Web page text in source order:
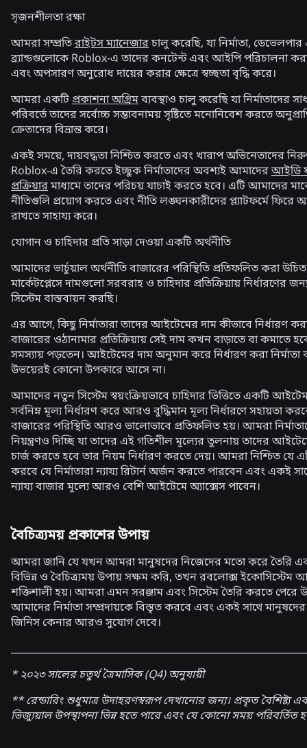
সৃজনশীলতা রক্ষা
আমরা সম্প্রতিরাইটস ম্যানেজারচালু করেছি, যা নির্মাতা,
ব্র্যান্ডগুলোকে Roblox-এ তাদের কনটেন্ট এবং আইপি পরিচালনা
এবং অপসারণ অনুরোধ দায়ের করার ক্ষেত্রে স্বচ্ছতা বৃদ্ধি করে।
আমরা একটিপ্রকাশনা অগ্রিমব্যবস্থাও চালু করেছি যা নির্মাতাদের
পরিবর্তে তাদের সর্বোচ্চ সম্ভাবনাময় সৃষ্টিতে মনোনিবেশ করতে
ক্রেতাদের বিভ্রান্ত করে।
একই সময়ে, দায়বদ্ধতা নিশ্চিত করতে এবং খারাপ অভিনেতাদের
Roblox-এ তৈরি করতে ইচ্ছুক নির্মাতাদের অবশ্যই আমাদেরআইডি
প্রক্রিয়ারমাধ্যমে তাদের পরিচয় যাচাই করতে হবে। এটি আমাদের
নীতিগুলি প্রয়োগ করতে এবং নীতি লঙ্ঘনকারীদের প্ল্যাটফর্মে ফিরে
রাখতে সাহায্য করে।
যোগান ও চাহিদার প্রতি সাড়া দেওয়া একটি অর্থনীতি
আমাদের ভার্চুয়াল অর্থনীতি বাজারের পরিস্থিতি প্রতিফলিত করা
মার্কেটপ্লেসে দামগুলো সরবরাহ ও চাহিদার প্রতিক্রিয়ায় নির্ধারণের
সিস্টেম বাস্তবায়ন করছি।
এর আগে, কিছু নির্মাতারা তাদের আইটেমের দাম কীভাবে নির্ধারণ
বাজারের ওঠানামার প্রতিক্রিয়ায় সেই দাম কখন বাড়াতে বা কমাতে
সমস্যায় পড়তেন। আইটেমের দাম অনুমান করে নির্ধারণ করা নির্মাতা
উভয়েরই কোনো উপকারে আসে না।
আমাদের নতুন সিস্টেম স্বয়ংক্রিয়ভাবে চাহিদার ভিত্তিতে একটি
সর্বনিম্ন মূল্য নির্ধারণ করে আরও বুদ্ধিমান মূল্য নির্ধারণে সহায়তা
বাজারের পরিস্থিতি আরও ভালোভাবে প্রতিফলিত হয়। আমরা
নিয়ন্ত্রণও দিচ্ছি যা তাদের এই গতিশীল মূল্যের তুলনায় তাদের
চার্জ করতে হবে তার নিয়ম নির্ধারণ করতে দেয়। আমরা নিশ্চিত যে
করবে যে নির্মাতারা ন্যায্য রিটার্ন অর্জন করতে পারবেন এবং একই
ন্যায্য বাজার মূল্যে আরও বেশি আইটেমে অ্যাক্সেস পাবেন।
বৈচিত্র্যময় প্রকাশের উপায়
আমরা জানি যে যখন আমরা মানুষদের নিজেদের মতো করে তৈরি
বিভিন্ন ও বৈচিত্র্যময় উপায় সক্ষম করি, তখন রবলোক্স ইকোসিস্টেম
শক্তিশালী হয়। আমরা এমন সরঞ্জাম এবং সিস্টেম তৈরি করতে পেরে
আমাদের নির্মাতা সম্প্রদায়কে বিস্তৃত করবে এবং একই সাথে
জিনিস কেনার আরও সুযোগ দেবে।
* ২০২৩ সালের চতুর্থ ত্রৈমাসিক (Q4) অনুযায়ী
** রেন্ডারিং শুধুমাত্র উদাহরণস্বরূপ দেখানোর জন্য। প্রকৃত বৈশিষ্ট্য
ভিজ্যুয়াল উপস্থাপনা ভিন্ন হতে পারে এবং যে কোনো সময় পরিবর্তিত